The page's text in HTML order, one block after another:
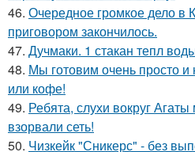
46. Очередное громкое дело в
приговором закончилось.
47. Дучмаки. 1 стакан тепл
48. Мы готовим очень просто и
или кофе!
49. Ребята, слухи вокруг
взорвали сеть!
50. Чизкейк "Сникерс" - без